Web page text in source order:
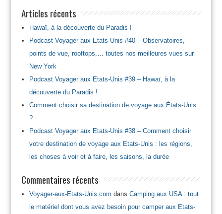
Articles récents
Hawaï, à la découverte du Paradis !
Podcast Voyager aux Etats-Unis #40 – Observatoires,
points de vue, rooftops,… toutes nos meilleures vues sur
New York
Podcast Voyager aux Etats-Unis #39 – Hawaï, à la
découverte du Paradis !
Comment choisir sa destination de voyage aux États-Unis
?
Podcast Voyager aux Etats-Unis #38 – Comment choisir
votre destination de voyage aux Etats-Unis : les régions,
les choses à voir et à faire, les saisons, la durée
Commentaires récents
Voyager-aux-Etats-Unis.com dans Camping aux USA : tout
le matériel dont vous avez besoin pour camper aux Etats-